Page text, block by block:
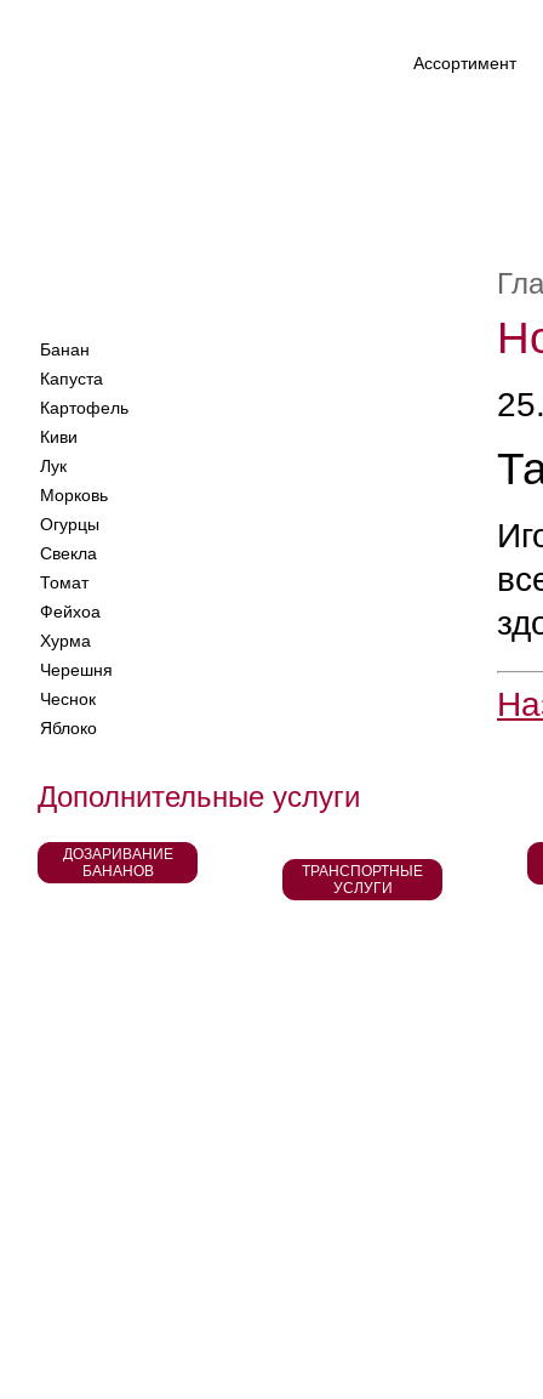
Ассортимент
Банан
Капуста
Картофель
Киви
Лук
Морковь
Огурцы
Свекла
Томат
Фейхоа
Хурма
Черешня
Чеснок
Яблоко
Дополнительные услуги
ДОЗАРИВАНИЕ
БАНАНОВ
ТРАНСПОРТНЫЕ
УСЛУГИ